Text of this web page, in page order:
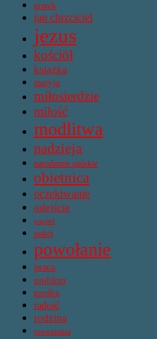
grzech
jan chrzciciel
jezus
kościół
książka
maryja
miłosierdzie
miłość
modlitwa
nadzieja
narodzenie pańskie
obietnica
oczekiwanie
odejście
papież
pokój
powołanie
praca
problem
prośba
radość
rodzina
rozważania